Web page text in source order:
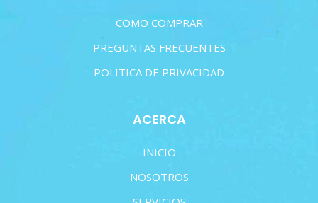
COMO COMPRAR
PREGUNTAS FRECUENTES
POLITICA DE PRIVACIDAD
ACERCA
INICIO
NOSOTROS